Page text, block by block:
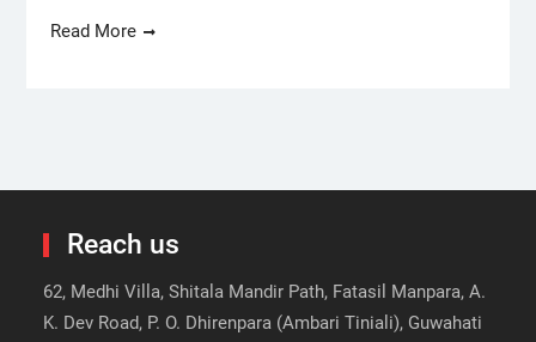
Read More
Reach us
62, Medhi Villa, Shitala Mandir Path, Fatasil Manpara, A.
K. Dev Road, P. O. Dhirenpara (Ambari Tiniali), Guwahati